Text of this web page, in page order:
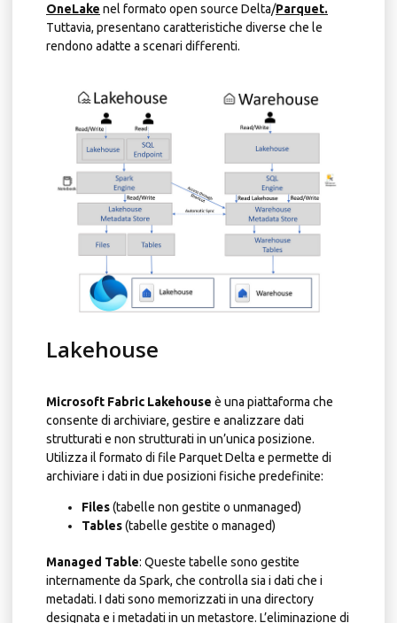
OneLake nel formato open source Delta/Parquet.
Tuttavia, presentano caratteristiche diverse che le
rendono adatte a scenari differenti.
Lakehouse
Microsoft Fabric Lakehouse è una piattaforma che
consente di archiviare, gestire e analizzare dati
strutturati e non strutturati in un’unica posizione.
Utilizza il formato di file Parquet Delta e permette di
archiviare i dati in due posizioni fisiche predefinite:
Files(tabelle non gestite o unmanaged)
Tables(tabelle gestite o managed)
Managed Table: Queste tabelle sono gestite
internamente da Spark, che controlla sia i dati che i
metadati. I dati sono memorizzati in una directory
designata e i metadati in un metastore. L’eliminazione di